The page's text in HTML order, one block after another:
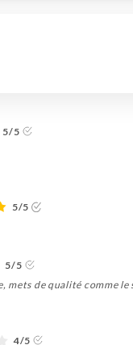
5/5
5/5
5/5
mets de qualité comme le
4/5